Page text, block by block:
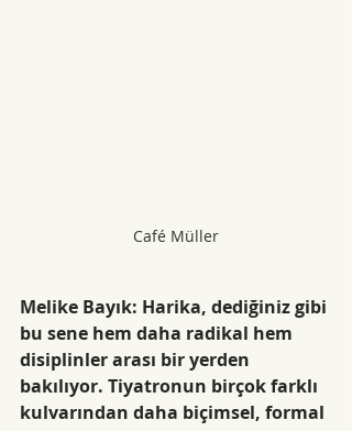
Café Müller
Melike Bayık: Harika, dediğiniz gibi
bu sene hem daha radikal hem
disiplinler arası bir yerden
bakılıyor. Tiyatronun birçok farklı
kulvarından daha biçimsel, formal